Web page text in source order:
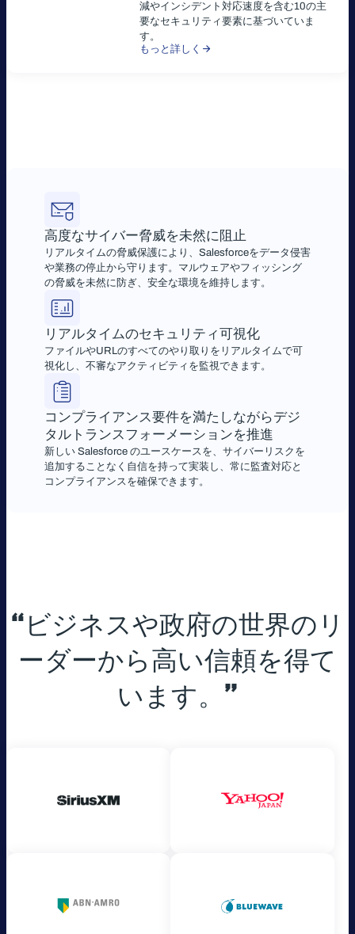
減やインシデント対応速度を含む10の主
要なセキュリティ要素に基づいていま
す。
もっと詳しく
高度なサイバー脅威を未然に阻止
リアルタイムの脅威保護により、Salesforceをデータ侵害
や業務の停止から守ります。マルウェアやフィッシング
の脅威を未然に防ぎ、安全な環境を維持します。
リアルタイムのセキュリティ可視化
ファイルやURLのすべてのやり取りをリアルタイムで可
視化し、不審なアクティビティを監視できます。
コンプライアンス要件を満たしながらデジ
タルトランスフォーメーションを推進
新しい Salesforce のユースケースを、サイバーリスクを
追加することなく自信を持って実装し、常に監査対応と
コンプライアンスを確保できます。
“ビジネスや政府の世界のリ
ーダーから高い信頼を得て
います。”